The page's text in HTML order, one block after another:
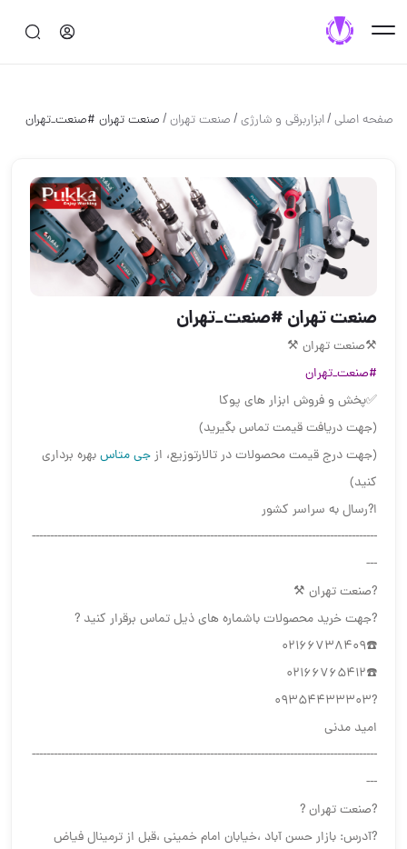
صفحه اصلی/ابزاربرقی و شارژی/صنعت تهران/صنعت تهران #صنعت_تهران
صنعت تهران #صنعت_تهران
⚒صنعت تهران ⚒
#صنعت_تهران
✅پخش و فروش ابزار های پوکا
(جهت دریافت قیمت تماس بگیرید)
(جهت درج قیمت محصولات در تالارتوزیع، ازجی متاسبهره برداری
کنید)
ا?رسال به سراسر کشور
-----------------------------------------------------------------------------------------------
---
?صنعت تهران ⚒
?جهت خرید محصولات باشماره های ذیل تماس برقرار کنید ?
☎️02166738409
☎️02166765412
?09354433303
امید مدنی
-----------------------------------------------------------------------------------------------
---
?صنعت تهران ?
?آدرس: بازار حسن آباد ،خیابان امام خمینی ،قبل از ترمینال فیاض